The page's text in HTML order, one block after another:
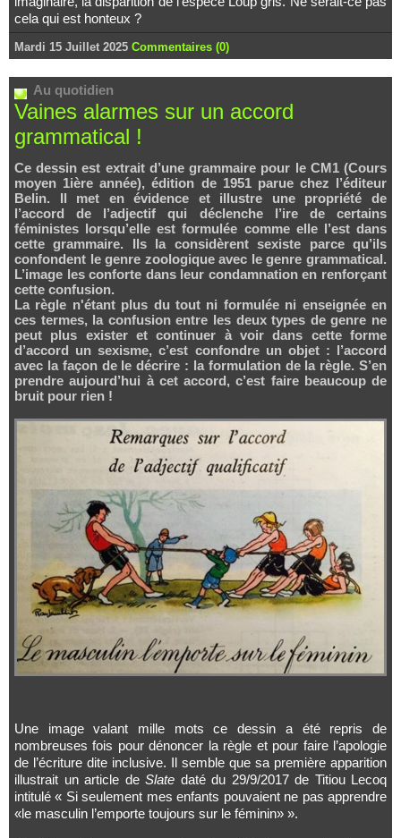
cela qui est honteux ?
Mardi 15 Juillet 2025 Commentaires (0)
Au quotidien
Vaines alarmes sur un accord
grammatical !
Ce dessin est extrait d’une grammaire pour le CM1 (Cours
moyen 1ière année), édition de 1951 parue chez l’éditeur
Belin. Il met en évidence et illustre une propriété de
l’accord de l’adjectif qui déclenche l’ire de certains
féministes lorsqu’elle est formulée comme elle l’est dans
cette grammaire. Ils la considèrent sexiste parce qu’ils
confondent le genre zoologique avec le genre grammatical.
L’image les conforte dans leur condamnation en renforçant
cette confusion.
La règle n'étant plus du tout ni formulée ni enseignée en
ces termes, la confusion entre les deux types de genre ne
peut plus exister et continuer à voir dans cette forme
d’accord un sexisme, c’est confondre un objet : l’accord
avec la façon de le décrire : la formulation de la règle. S’en
prendre aujourd’hui à cet accord, c’est faire beaucoup de
bruit pour rien !
Une image valant mille mots ce dessin a été repris de
nombreuses fois pour dénoncer la règle et pour faire l’apologie
de l’écriture dite inclusive. Il semble que sa première apparition
illustrait un article de Slate daté du 29/9/2017 de Titiou Lecoq
intitulé « Si seulement mes enfants pouvaient ne pas apprendre
«le masculin l’emporte toujours sur le féminin» ».